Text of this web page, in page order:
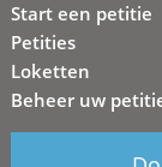
Start een petitie
Petities
Loketten
Beheer uw